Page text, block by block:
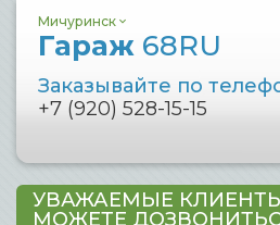
Мичуринск
Гараж 68RU
Заказывайте по
+7 (920) 528-15-15
УВАЖАЕМЫЕ
МОЖЕТЕ